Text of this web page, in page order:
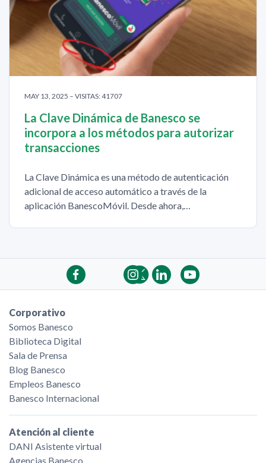
MAY 13, 2025 – VISITAS: 41707
La Clave Dinámica de Banesco se
incorpora a los métodos para autorizar
transacciones
La Clave Dinámica es una método de autenticación
adicional de acceso automático a través de la
aplicación BanescoMóvil. Desde ahora,…
Corporativo
Somos Banesco
Biblioteca Digital
Sala de Prensa
Blog Banesco
Empleos Banesco
Banesco Internacional
Atención al cliente
DANI Asistente virtual
Agencias Banesco